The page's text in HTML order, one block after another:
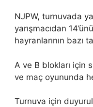
NJPW, turnuvada
yarışmacıdan
hayranlarının bazı
A ve B blokları için
ve maç oyununda
Turnuva için